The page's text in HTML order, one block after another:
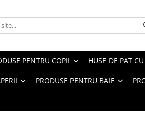
PENTRU COPII HUSE DE PAT
PRODUSE PENTRU BAIE